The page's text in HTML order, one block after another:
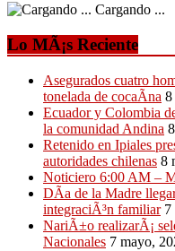
Cargando ...
Lo MÃ¡s Reciente
Asegurados cuatro
tonelada de cocaÃ­na 8
Ecuador y Colombia
la comunidad Andina
Retenido en Ipiales
autoridades chilenas 8
Noticiero 6:00 AM –
DÃ­a de la Madre
integraciÃ³n familiar 7
NariÃ±o realizarÃ¡
Nacionales 7 mayo,